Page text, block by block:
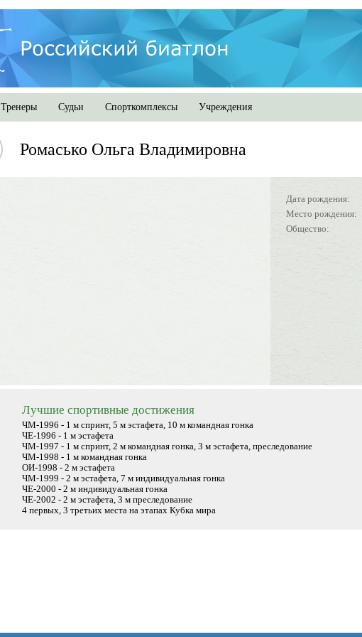
Тренеры Судьи Спорткомплексы Учреждения
Ромасько Ольга Владимировна
Дата рождения:
Место рождения:
Общество:
Лучшие спортивные достижения
ЧМ-1996 - 1 м спринт, 5 м эстафета, 10 м командная гонка
ЧЕ-1996 - 1 м эстафета
ЧМ-1997 - 1 м спринт, 2 м командная гонка, 3 м эстафета, преследование
ЧМ-1998 - 1 м командная гонка
ОИ-1998 - 2 м эстафета
ЧМ-1999 - 2 м эстафета, 7 м индивидуальная гонка
ЧЕ-2000 - 2 м индивидуальная гонка
ЧЕ-2002 - 2 м эстафета, 3 м преследование
4 первых, 3 третьих места на этапах Кубка мира